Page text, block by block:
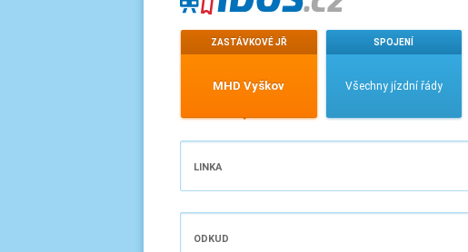
ZASTÁVKOVÉ JŘ
MHD Vyškov
SPOJENÍ
Všechny jízdní řády
LINKA
ODKUD